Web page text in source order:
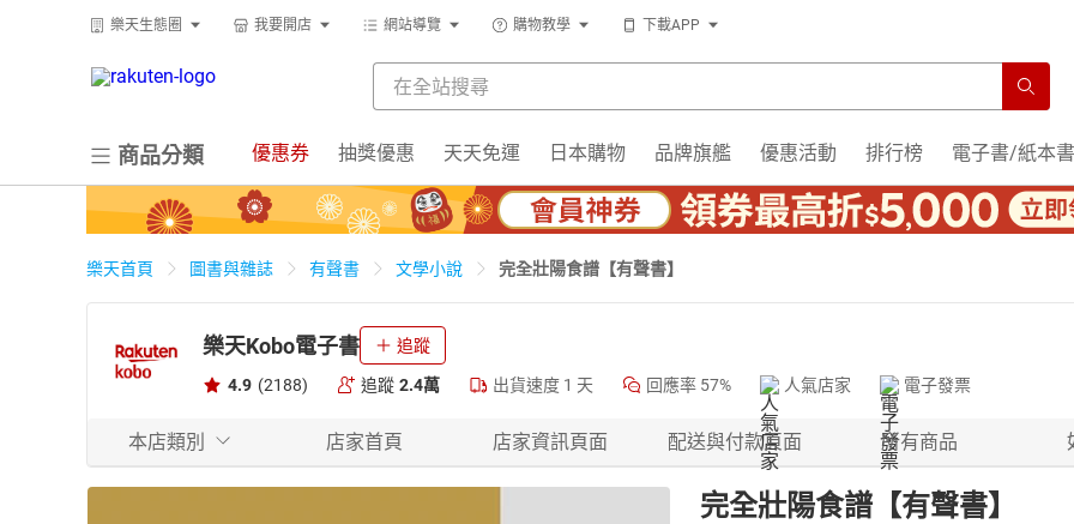
樂天生態圈 我要開店 網站導覽 購物教學 下載APP
商品分類 優惠券 抽獎優惠 天天免運 日本購物 品牌旗艦 優惠活動 排行榜 電子書/紙本書
樂天首頁 圖書與雜誌 有聲書 文學小說 完全壯陽食譜【有聲書】
樂天Kobo電子書 追蹤
4.9 (2188) 追蹤 2.4萬 出貨速度 1 天 回應率 57% 人氣店家 電子發票
本店類別 店家首頁 店家資訊頁面 配送與付款頁面 所有商品
完全壯陽食譜【有聲書】